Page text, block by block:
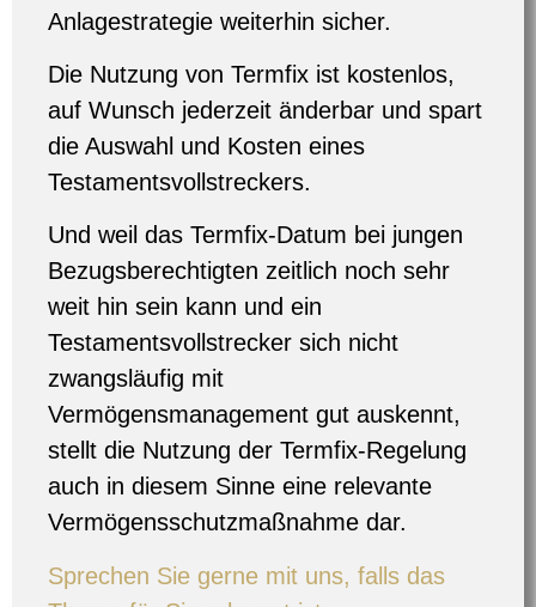
Anlagestrategie weiterhin sicher.
Die Nutzung von Termfix ist kostenlos,
auf Wunsch jederzeit änderbar und spart
die Auswahl und Kosten eines
Testamentsvollstreckers.
Und weil das Termfix-Datum bei jungen
Bezugsberechtigten zeitlich noch sehr
weit hin sein kann und ein
Testamentsvollstrecker sich nicht
zwangsläufig mit
Vermögensmanagement gut auskennt,
stellt die Nutzung der Termfix-Regelung
auch in diesem Sinne eine relevante
Vermögensschutzmaßnahme dar.
Sprechen Sie gerne mit uns, falls das